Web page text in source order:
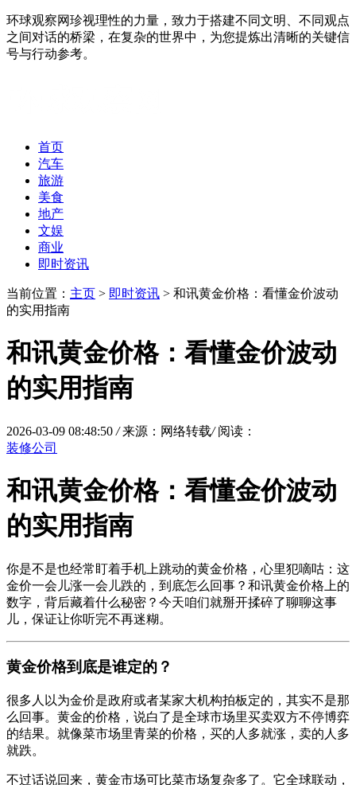
环球观察网珍视理性的力量，致力于搭建不同文明、不同观点
之间对话的桥梁，在复杂的世界中，为您提炼出清晰的关键信
号与行动参考。
首页
汽车
旅游
美食
地产
文娱
商业
即时资讯
当前位置： 主页 > 即时资讯 > 和讯黄金价格：看懂金价波动
的实用指南
和讯黄金价格：看懂金价波动
的实用指南
2026-03-09 08:48:50 / 来源：网络转载/ 阅读：
装修公司
和讯黄金价格：看懂金价波动
的实用指南
你是不是也经常盯着手机上跳动的黄金价格，心里犯嘀咕：这
金价一会儿涨一会儿跌的，到底怎么回事？和讯黄金价格上的
数字，背后藏着什么秘密？今天咱们就掰开揉碎了聊聊这事
儿，保证让你听完不再迷糊。
黄金价格到底是谁定的？
很多人以为金价是政府或者某家大机构拍板定的，其实不是那
么回事。黄金的价格，说白了是全球市场里买卖双方不停博弈
的结果。就像菜市场里青菜的价格，买的人多就涨，卖的人多
就跌。
不过话说回来，黄金市场可比菜市场复杂多了。它全球联动，